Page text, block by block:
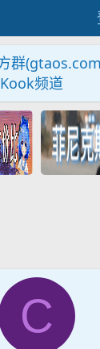
群
频道
C